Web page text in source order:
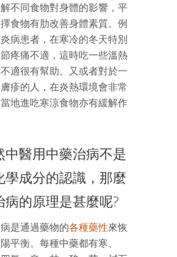
不同食物對身體的影響，平
食物有肋改善身體素質。例
病患者，在寒冷的冬天特別
疼痛不適，這時吃一些溫熱
適很有幫助。又或者對於一
疹的人，在炎熱環境會非常
地進吃寒涼食物亦有緩解作
中醫用中藥治病不是
學成分的認識，那麼
病的原理是甚麼呢?
病是通過藥物的各種藥性來恢
平衡。每種中藥都有寒、